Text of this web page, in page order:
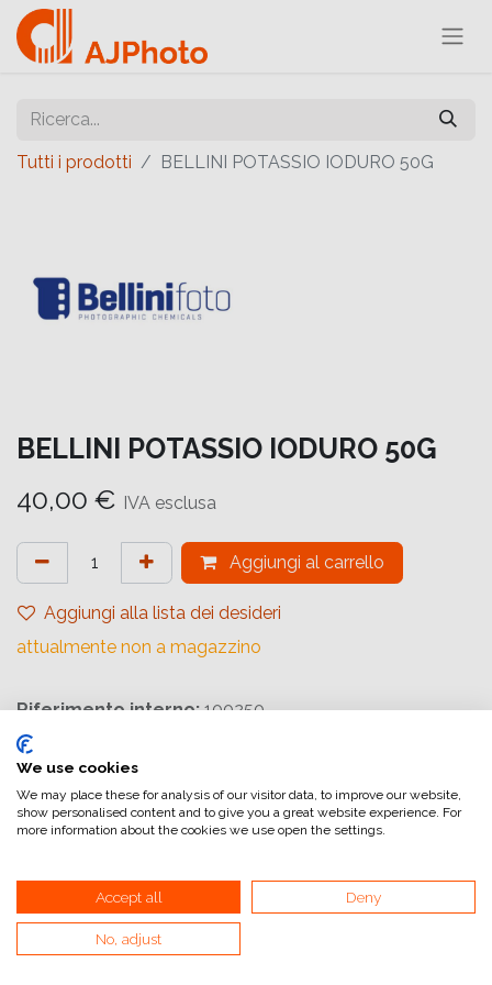
Tutti i prodotti BELLINI POTASSIO IODURO 50G
BELLINI POTASSIO IODURO 50G
40,00 € IVA esclusa
Aggiungi al carrello
Aggiungi alla lista dei desideri
attualmente non a magazzino
Riferimento interno:100250
Condizioni generali di vendita
Dati di fatturazione
We use cookies
We may place these for analysis of our visitor data, to improve our website,
show personalised content and to give you a great website experience. For
more information about the cookies we use open the settings.
Accept all Deny
No, adjust